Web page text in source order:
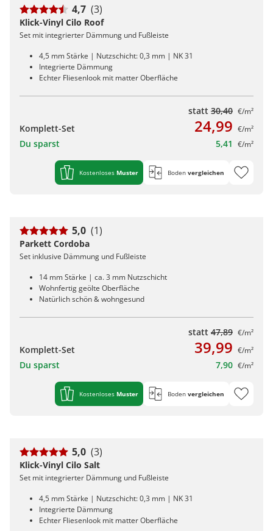
4,7 (3)
Klick-Vinyl Cilo Roof
Set mit integrierter Dämmung und Fußleiste
4,5 mm Stärke | Nutzschicht: 0,3 mm | NK 31
Integrierte Dämmung
Echter Fliesenlook mit matter Oberfläche
statt 30,40 €/m²
Komplett-Set 24,99 €/m²
Du sparst 5,41 €/m²
Kostenloses Muster Boden vergleichen
5,0 (1)
Parkett Cordoba
Set inklusive Dämmung und Fußleiste
14 mm Stärke | ca. 3 mm Nutzschicht
Wohnfertig geölte Oberfläche
Natürlich schön & wohngesund
statt 47,89 €/m²
Komplett-Set 39,99 €/m²
Du sparst 7,90 €/m²
Kostenloses Muster Boden vergleichen
5,0 (3)
Klick-Vinyl Cilo Salt
Set mit integrierter Dämmung und Fußleiste
4,5 mm Stärke | Nutzschicht: 0,3 mm | NK 31
Integrierte Dämmung
Echter Fliesenlook mit matter Oberfläche